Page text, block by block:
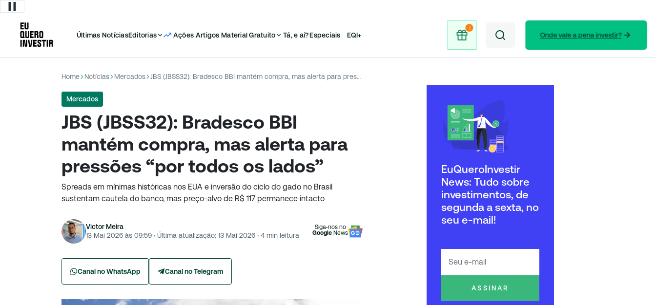
Últimas NotíciasEditorias Ações Artigos Material Gratuito Tá, e aí?Especiais EQI+ Onde vale a pena investir?
Home Notícias Mercados JBS (JBSS32): Bradesco BBI mantém compra, mas alerta para pressões “por todos os lados”
Mercados
JBS (JBSS32): Bradesco BBI
mantém compra, mas alerta para
pressões “por todos os lados”
Spreads em mínimas históricas nos EUA e inversão do ciclo do gado no Brasil
sustentam cautela do banco, mas preço-alvo de R$ 117 permanece intacto
Victor Meira
13 Mai 2026 às 09:59 · Última atualização: 13 Mai 2026 · 4min leitura
Siga-nos no
Google News
Canal no WhatsApp Canal no Telegram
EuQueroInvestir
News: Tudo sobre
investimentos, de
segunda a sexta, no
seu e-mail!
ASSINAR